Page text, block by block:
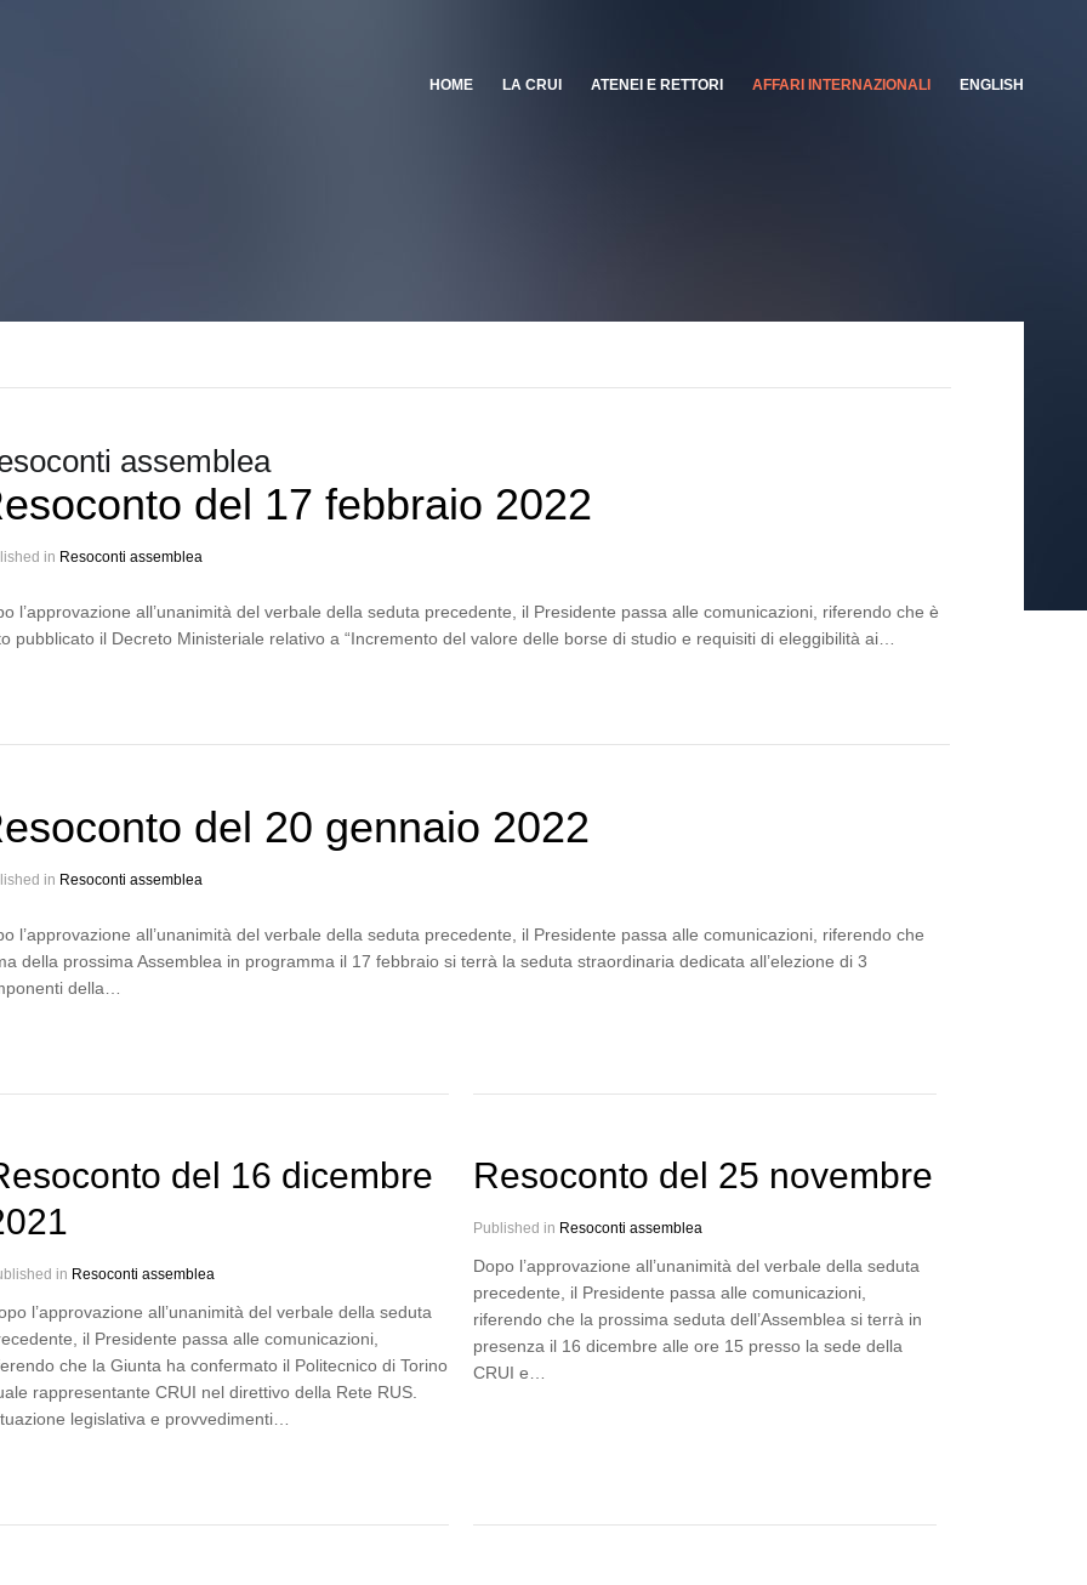
HOME LA CRUI ATENEI E RETTORI AFFARI INTERNAZIONALI ENGLISH
assemblea
del 17 febbraio 2022
in Resoconti assemblea
l’approvazione all’unanimità del verbale della seduta precedente, il Presidente passa alle comunicazioni, riferendo che è
pubblicato il Decreto Ministeriale relativo a “Incremento del valore delle borse di studio e requisiti di eleggibilità ai…
del 20 gennaio 2022
in Resoconti assemblea
l’approvazione all’unanimità del verbale della seduta precedente, il Presidente passa alle comunicazioni, riferendo che
della prossima Assemblea in programma il 17 febbraio si terrà la seduta straordinaria dedicata all’elezione di 3
della…
del 16 dicembre
in Resoconti assemblea
l’approvazione all’unanimità del verbale della seduta
il Presidente passa alle comunicazioni,
che la Giunta ha confermato il Politecnico di Torino
rappresentante CRUI nel direttivo della Rete RUS.
legislativa e provvedimenti…
Resoconto del 25 novembre
Published in Resoconti assemblea
Dopo l’approvazione all’unanimità del verbale della seduta
precedente, il Presidente passa alle comunicazioni,
riferendo che la prossima seduta dell’Assemblea si terrà in
presenza il 16 dicembre alle ore 15 presso la sede della
CRUI e…